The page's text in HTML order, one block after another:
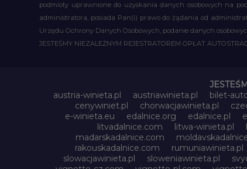
podmioty uprawnione do uzyskania danych osobowych na
administratora, posiada Pan(i) prawo do żądania od
Urzędu Ochrony Danych Osobowych, podanie danych
JESTEŚMY NIEZALEŻNYM REJESTRATOREM OPŁAT
austria-winieta.pl
austriawinieta.pl bilet-
cenywiniet.pl
chorwacjawinieta.pl
e-winieta.eu
edalnice.org edalnice.pl
litvadalnice.com
litwa-winieta.pl
madarskadalnice.com
rakouskadalnice.com
rumuniawinieta.pl
slowacjawinieta.pl
sloweniawinieta.pl